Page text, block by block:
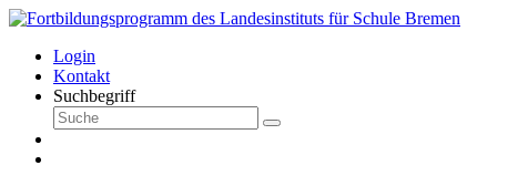
Login
Kontakt
Suchbegriff